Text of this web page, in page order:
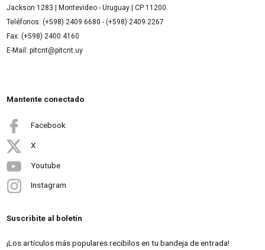
Jackson 1283 | Montevideo - Uruguay | CP 11200
Teléfonos: (+598) 2409 6680 - (+598) 2409 2267
Fax: (+598) 2400 4160
E-Mail: pitcnt@pitcnt.uy
Mantente conectado
Facebook
X
Youtube
Instagram
Suscribite al boletín
¡Los artículos más populares recibilos en tu bandeja de entrada!